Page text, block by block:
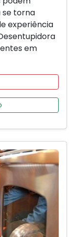
se torna
experiência
em